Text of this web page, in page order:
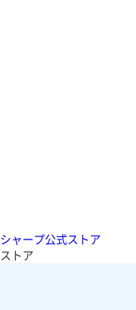
シャープ公式ストア
ストア